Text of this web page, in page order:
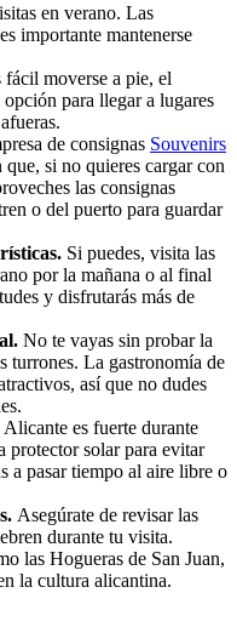
en verano. Las
importante mantenerse
fácil moverse a pie, el
para llegar a lugares
de consignas Souvenirs
que, si no quieres cargar con
las consignas
o del puerto para guardar
Si puedes, visita las
por la mañana o al final
y disfrutarás más de
No te vayas sin probar la
turrones. La gastronomía de
así que no dudes
es fuerte durante
protector solar para evitar
a pasar tiempo al aire libre o
Asegúrate de revisar las
durante tu visita.
las Hogueras de San Juan,
la cultura alicantina.